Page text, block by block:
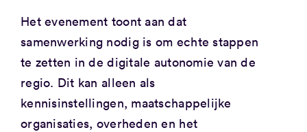
Het evenement toont aan dat
samenwerking nodig is om echte stappen
te zetten in de digitale autonomie van de
regio. Dit kan alleen als
kennisinstellingen, maatschappelijke
organisaties, overheden en het